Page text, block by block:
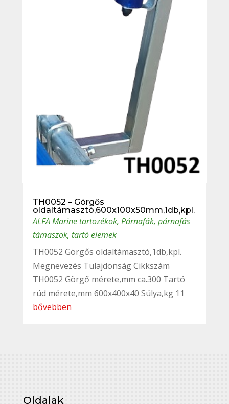
TH0052 – Görgős
oldaltámasztó,600x100x50mm,1db,kpl.
ALFA Marine tartozékok, Párnafák, párnafás
támaszok, tartó elemek
TH0052 Görgős oldaltámasztó,1db,kpl.
Megnevezés Tulajdonság Cikkszám
TH0052 Görgő mérete,mm ca.300 Tartó
rúd mérete,mm 600x400x40 Súlya,kg 11
bővebben
Oldalak